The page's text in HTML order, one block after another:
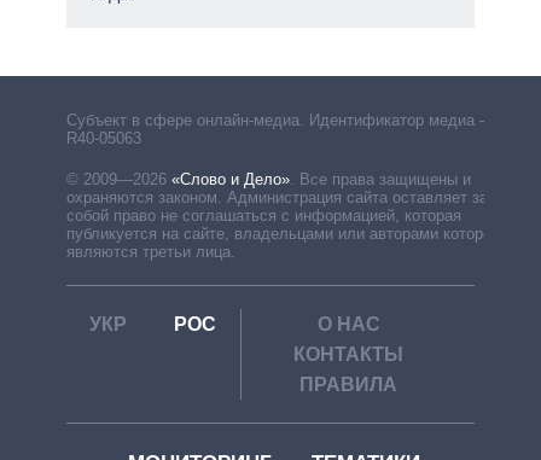
Субъект в сфере онлайн-медиа. Идентификатор медиа –
R40-05063
© 2009—2026 «Слово и Дело». Все права защищены и
охраняются законом. Администрация сайта оставляет за
собой право не соглашаться с информацией, которая
публикуется на сайте, владельцами или авторами которой
являются третьи лица.
УКР РОС
О НАС
КОНТАКТЫ
ПРАВИЛА